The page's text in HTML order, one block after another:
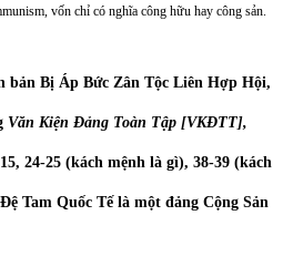
vốn chỉ có nghĩa công hữu hay công sản.
bản Bị Áp Bức Zân Tộc Liên Hợp Hội,
Văn Kiện Đảng Toàn Tập [VKĐTT],
24-25 (kách mệnh là gì), 38-39 (kách
Tam Quốc Tế là một đảng Cộng Sản